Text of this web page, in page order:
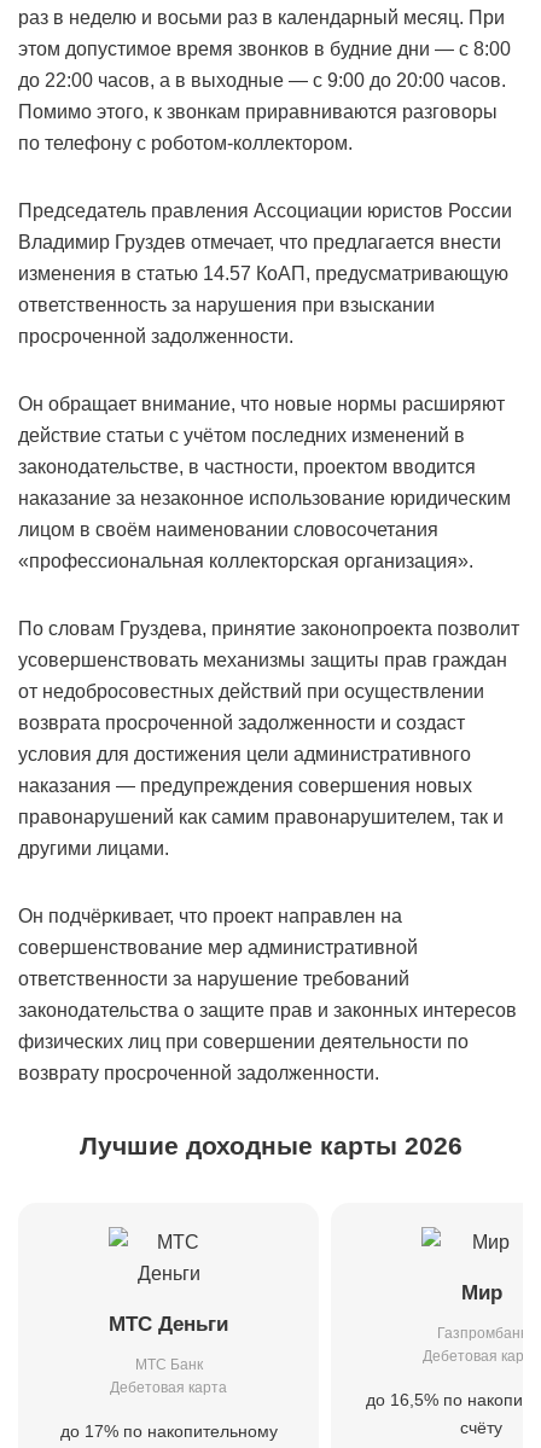
раз в неделю и восьми раз в календарный месяц. При
этом допустимое время звонков в будние дни — с 8:00
до 22:00 часов, а в выходные — с 9:00 до 20:00 часов.
Помимо этого, к звонкам приравниваются разговоры
по телефону с роботом-коллектором.
Председатель правления Ассоциации юристов России
Владимир Груздев отмечает, что предлагается внести
изменения в статью 14.57 КоАП, предусматривающую
ответственность за нарушения при взыскании
просроченной задолженности.
Он обращает внимание, что новые нормы расширяют
действие статьи с учётом последних изменений в
законодательстве, в частности, проектом вводится
наказание за незаконное использование юридическим
лицом в своём наименовании словосочетания
«профессиональная коллекторская организация».
По словам Груздева, принятие законопроекта позволит
усовершенствовать механизмы защиты прав граждан
от недобросовестных действий при осуществлении
возврата просроченной задолженности и создаст
условия для достижения цели административного
наказания — предупреждения совершения новых
правонарушений как самим правонарушителем, так и
другими лицами.
Он подчёркивает, что проект направлен на
совершенствование мер административной
ответственности за нарушение требований
законодательства о защите прав и законных интересов
физических лиц при совершении деятельности по
возврату просроченной задолженности.
Лучшие доходные карты 2026
МТС Деньги
МТС Банк
Дебетовая карта
до 17% по накопительному
Мир
Газпромбанк
Дебетовая карта
до 16,5% по
счёту